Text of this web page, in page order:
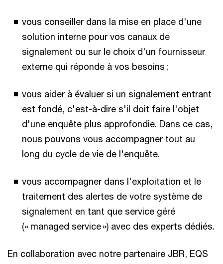
vous conseiller dans la mise en place d'une
solution interne pour vos canaux de
signalement ou sur le choix d'un fournisseur
externe qui réponde à vos besoins ;
vous aider à évaluer si un signalement entrant
est fondé, c'est-à-dire s'il doit faire l'objet
d'une enquête plus approfondie. Dans ce cas,
nous pouvons vous accompagner tout au
long du cycle de vie de l'enquête.
vous accompagner dans l'exploitation et le
traitement des alertes de votre système de
signalement en tant que service géré
(« managed service ») avec des experts dédiés.
En collaboration avec notre partenaire JBR, EQS